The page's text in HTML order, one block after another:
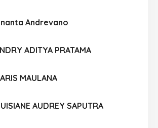
Andrevano
ADITYA PRATAMA
MAULANA
AUDREY SAPUTRA